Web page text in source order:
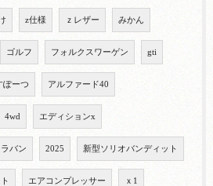
z仕様 ｚレザー みかん
ゴルフ フォルクスワーゲン gti
ぽーつ アルファード40
4wd エディションx
バン 2025 新型ソリオバンディット
エアコンプレッサー ｘ1